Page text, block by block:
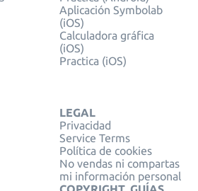
Aplicación Symbolab
(iOS)
Calculadora gráfica
(iOS)
Practica (iOS)
LEGAL
Privacidad
Service Terms
Política de cookies
No vendas ni compartas
mi información personal